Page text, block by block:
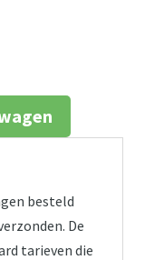
besteld
De
tarieven die